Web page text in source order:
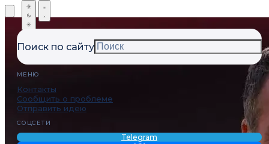
Поиск по сайту
МЕНЮ
Контакты
Сообщить о проблеме
Отправить идею
СОЦСЕТИ
Telegram